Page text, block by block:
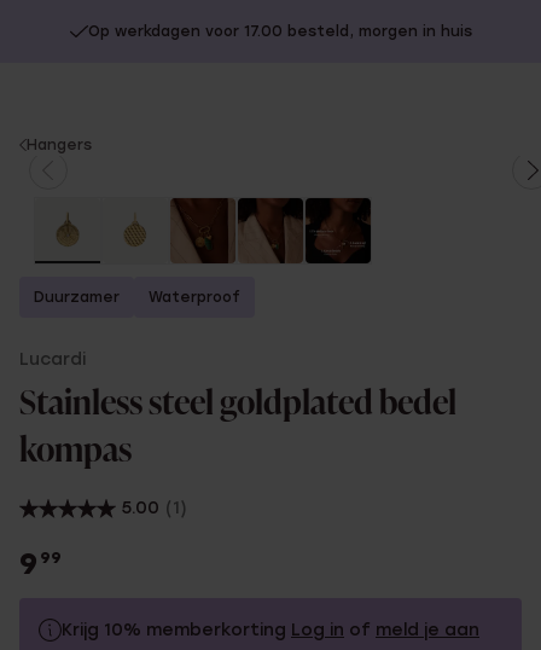
Op werkdagen voor 17.00 besteld, morgen in huis
You
Hangers
Duurzamer Waterproof
Lucardi
Stainless steel goldplated bedel
kompas
5.00 (1)
9 99
Krijg 10% memberkorting Log in of meld je aan